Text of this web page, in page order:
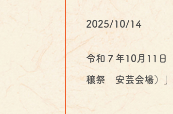
2025/10/14
令和７年10月11日
穣祭 安芸会場）」